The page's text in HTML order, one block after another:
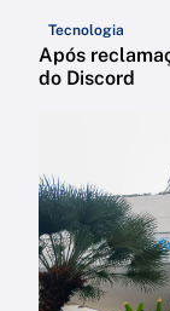
Tecnologia
Após
do Discord